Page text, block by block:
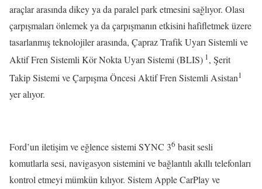
araçlar arasında dikey ya da paralel park etmesini sağlıyor. Olası
çarpışmaları önlemek ya da çarpışmanın etkisini hafifletmek üzere
tasarlanmış teknolojiler arasında, Çapraz Trafik Uyarı Sistemli ve
Aktif Fren Sistemli Kör Nokta Uyarı Sistemi (BLIS) 1, Şerit
Takip Sistemi ve Çarpışma Öncesi Aktif Fren Sistemli Asistan1
yer alıyor.
Ford’un iletişim ve eğlence sistemi SYNC 36 basit sesli
komutlarla sesi, navigasyon sistemini ve bağlantılı akıllı telefonları
kontrol etmeyi mümkün kılıyor. Sistem Apple CarPlay ve